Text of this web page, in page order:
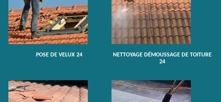
POSE DE VELUX 24
NETTOYAGE DÉMOUSSAGE DE TOITURE
24